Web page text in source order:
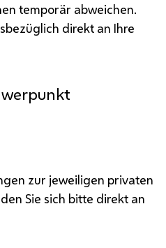
temporär abweichen.
direkt an Ihre
zur jeweiligen privaten
Sie sich bitte direkt an